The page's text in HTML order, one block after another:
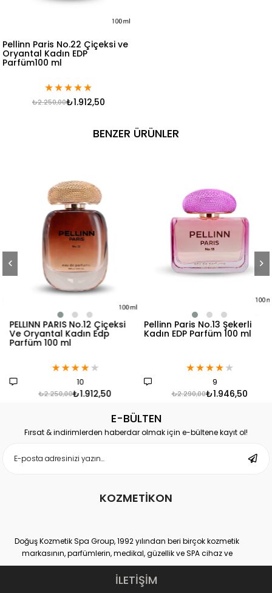
Pellinn Paris No.22 Çiçeksi ve
Oryantal Kadın EDP
Parfüm100 ml
★★★★★
₺1.912,50
₺2.250,00
BENZER ÜRÜNLER
PELLINN PARIS No.12 Çiçeksi
Ve Oryantal Kadın Edp
Parfüm 100 ml
★★★★★
10
₺1.912,50
₺2.250,00
Pellinn Paris No.13 Şekerli
Kadın EDP Parfüm 100 ml
★★★★★
₺1.946,50
₺2.290,00
E-BÜLTEN
Fırsat & indirimlerden haberdar olmak için e-bültene kayıt ol!
KOZMETİKON
Doğuş Kozmetik Spa Group, 1992 yılından beri birçok kozmetik
markasının, parfümlerin, medikal, güzellik ve SPA cihaz ve
ekipmanlarının hem distribütörlüğünü hem de üretimini yapan
yurtiçi ve yurtdışı binlerce müşteri sayısına ulaşmış, kendi
sektöründe Dünya lideri kuruluşlardan bir tanesidir.
İLETİŞİM